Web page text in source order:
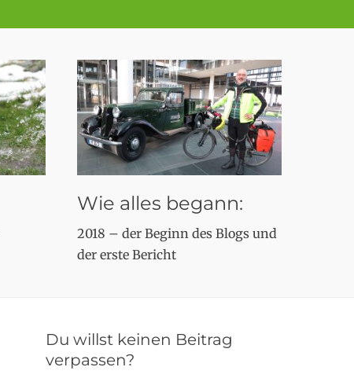
Wie alles begann:
2018 – der Beginn des Blogs und
der erste Bericht
Du willst keinen Beitrag
verpassen?